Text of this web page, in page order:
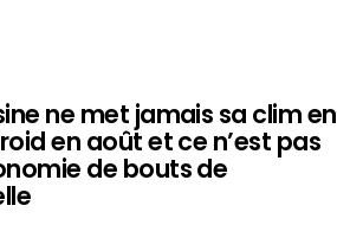
ne met jamais sa clim en
en août et ce n’est pas
de bouts de